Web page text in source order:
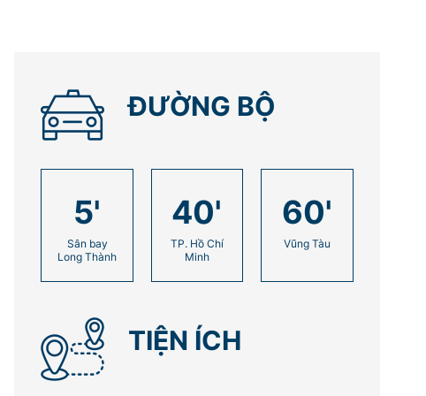
ĐƯỜNG BỘ
5'
Sân bay
Long Thành
40'
TP. Hồ Chí
Minh
60'
Vũng Tàu
TIỆN ÍCH